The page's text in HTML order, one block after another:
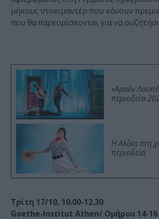
μήκους ντοκιμαντέρ που κάνουν
που θα παρευρίσκονται για να
«Αρσέν
περιοδεία
Η Αλίκη στη
περιοδεία
Τρίτη 17/10, 10.00-12.30
Goethe-Institut Athen/ Ομήρου 14-16